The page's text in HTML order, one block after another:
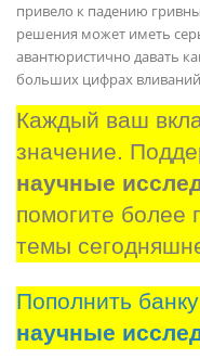
привело к падению
решения может иметь
авантюристично давать
больших цифрах
Каждый ваш
значение.
научные
помогите более
темы
Пополнить банку
научные